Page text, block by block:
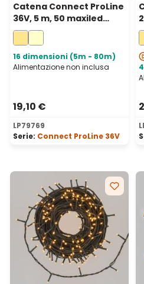
Catena Connect ProLine
36V, 5 m, 50 maxiled
bianco caldo, cavo
trasparente,
prolungabile
16 dimensioni (5m - 80m)
Alimentazione non inclusa
19,10 €
LP79769
Serie: Connect ProLine 36V